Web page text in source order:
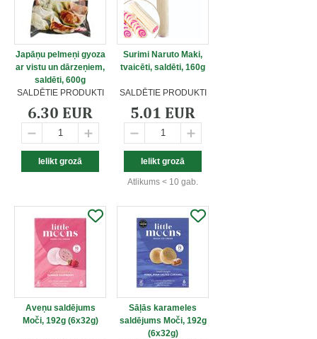
Japāņu pelmeņi gyoza
ar vistu un dārzeņiem,
saldēti, 600g
SALDĒTIE PRODUKTI
6.30 EUR
Surimi Naruto Maki,
tvaicēti, saldēti, 160g
SALDĒTIE PRODUKTI
5.01 EUR
Atlikums < 10 gab.
Aveņu saldējums
Moči, 192g (6x32g)
Sāļās karameles
saldējums Moči, 192g
(6x32g)